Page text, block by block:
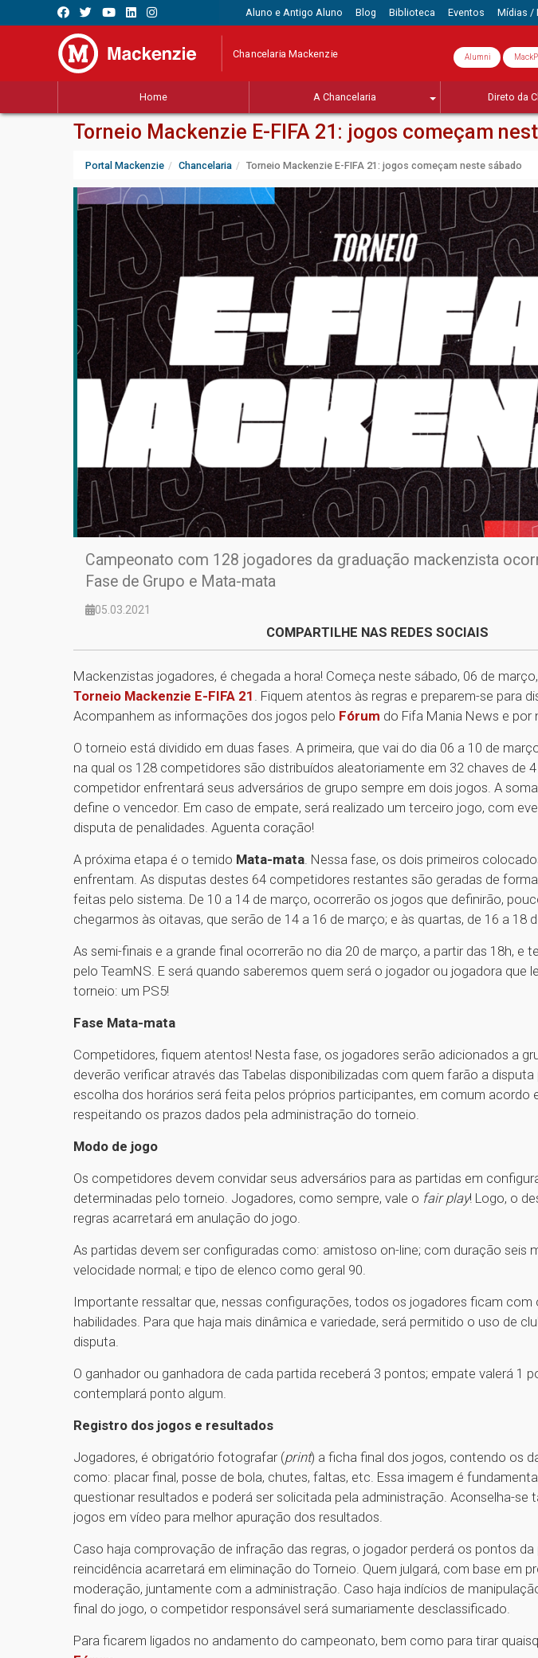
Aluno e Antigo Aluno Blog Biblioteca Eventos Mídias /
Chancelaria Mackenzie Alumni
Home A Chancelaria Direto da
Torneio Mackenzie E-FIFA 21: jogos começam
Portal Mackenzie Chancelaria Torneio Mackenzie E-FIFA 21: jogos começam neste sábado
Campeonato com 128 jogadores da graduação mackenzista
Fase de Grupo e Mata-mata
05.03.2021
COMPARTILHE NAS REDES SOCIAIS
Mackenzistas jogadores, é chegada a hora! Começa neste sábado, 06 de
Torneio Mackenzie E-FIFA 21 . Fiquem atentos às regras e preparem-se para
Acompanhem as informações dos jogos pelo Fórum do Fifa Mania News e por
O torneio está dividido em duas fases. A primeira, que vai do dia 06 a 10 de
na qual os 128 competidores são distribuídos aleatoriamente em 32 chaves de
competidor enfrentará seus adversários de grupo sempre em dois jogos. A
define o vencedor. Em caso de empate, será realizado um terceiro jogo, com
disputa de penalidades. Aguenta coração!
A próxima etapa é o temido Mata-mata . Nessa fase, os dois primeiros
enfrentam. As disputas destes 64 competidores restantes são geradas de
feitas pelo sistema. De 10 a 14 de março, ocorrerão os jogos que definirão,
chegarmos às oitavas, que serão de 14 a 16 de março; e às quartas, de 16 a 18
As semi-finais e a grande final ocorrerão no dia 20 de março, a partir das 18h, e
pelo TeamNS. E será quando saberemos quem será o jogador ou jogadora que
torneio: um PS5!
Fase Mata-mata
Competidores, fiquem atentos! Nesta fase, os jogadores serão adicionados a
deverão verificar através das Tabelas disponibilizadas com quem farão a
escolha dos horários será feita pelos próprios participantes, em comum acordo
respeitando os prazos dados pela administração do torneio.
Modo de jogo
Os competidores devem convidar seus adversários para as partidas em
determinadas pelo torneio. Jogadores, como sempre, vale o fair play! Logo, o
regras acarretará em anulação do jogo.
As partidas devem ser configuradas como: amistoso on-line; com duração seis
velocidade normal; e tipo de elenco como geral 90.
Importante ressaltar que, nessas configurações, todos os jogadores ficam com
habilidades. Para que haja mais dinâmica e variedade, será permitido o uso de
disputa.
O ganhador ou ganhadora de cada partida receberá 3 pontos; empate valerá 1
contemplará ponto algum.
Registro dos jogos e resultados
Jogadores, é obrigatório fotografar (print) a ficha final dos jogos, contendo os
como: placar final, posse de bola, chutes, faltas, etc. Essa imagem é
questionar resultados e poderá ser solicitada pela administração. Aconselha-se
jogos em vídeo para melhor apuração dos resultados.
Caso haja comprovação de infração das regras, o jogador perderá os pontos da
reincidência acarretará em eliminação do Torneio. Quem julgará, com base em
moderação, juntamente com a administração. Caso haja indícios de
final do jogo, o competidor responsável será sumariamente desclassificado.
Para ficarem ligados no andamento do campeonato, bem como para tirar